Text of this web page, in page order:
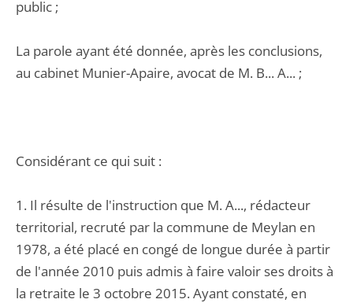
public ;
La parole ayant été donnée, après les conclusions,
au cabinet Munier-Apaire, avocat de M. B... A... ;
Considérant ce qui suit :
1. Il résulte de l'instruction que M. A..., rédacteur
territorial, recruté par la commune de Meylan en
1978, a été placé en congé de longue durée à partir
de l'année 2010 puis admis à faire valoir ses droits à
la retraite le 3 octobre 2015. Ayant constaté, en